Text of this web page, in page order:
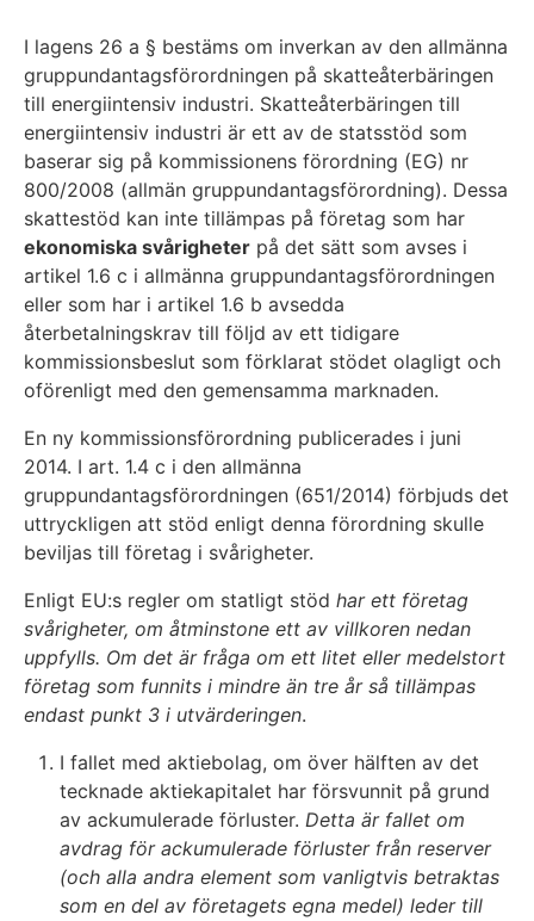
I lagens 26 a § bestäms om inverkan av den allmänna
gruppundantagsförordningen på skatteåterbäringen
till energiintensiv industri. Skatteåterbäringen till
energiintensiv industri är ett av de statsstöd som
baserar sig på kommissionens förordning (EG) nr
800/2008 (allmän gruppundantagsförordning). Dessa
skattestöd kan inte tillämpas på företag som har
ekonomiska svårigheter på det sätt som avses i
artikel 1.6 c i allmänna gruppundantagsförordningen
eller som har i artikel 1.6 b avsedda
återbetalningskrav till följd av ett tidigare
kommissionsbeslut som förklarat stödet olagligt och
oförenligt med den gemensamma marknaden.
En ny kommissionsförordning publicerades i juni
2014. I art. 1.4 c i den allmänna
gruppundantagsförordningen (651/2014) förbjuds det
uttryckligen att stöd enligt denna förordning skulle
beviljas till företag i svårigheter.
Enligt EU:s regler om statligt stöd har ett företag
svårigheter, om åtminstone ett av villkoren nedan
uppfylls. Om det är fråga om ett litet eller medelstort
företag som funnits i mindre än tre år så tillämpas
endast punkt 3 i utvärderingen.
I fallet med aktiebolag, om över hälften av det
tecknade aktiekapitalet har försvunnit på grund
av ackumulerade förluster. Detta är fallet om
avdrag för ackumulerade förluster från reserver
(och alla andra element som vanligtvis betraktas
som en del av företagets egna medel) leder till